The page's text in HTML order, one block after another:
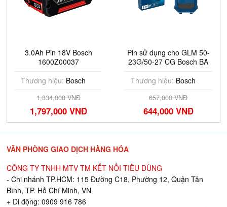
3.0Ah Pin 18V Bosch
1600Z00037
Thương hiệu: Bosch
1,834,000 VNĐ
1,797,000 VNĐ
Pin sử dụng cho GLM 50-
23G/50-27 CG Bosch BA
Thương hiệu: Bosch
657,000 VNĐ
644,000 VNĐ
VĂN PHÒNG GIAO DỊCH HÀNG HÓA
CÔNG TY TNHH MTV TM KẾT NỐI TIÊU DÙNG
- Chi nhánh TP.HCM: 115 Đường C18, Phường 12, Quận Tân
Bình, TP. Hồ Chí Minh, VN
+ Di động: 0909 916 786